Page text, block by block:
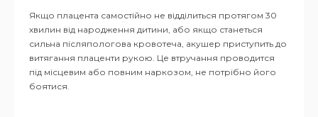
Якщо плацента самостійно не відділиться протягом 30
хвилин від народження дитини, або якщо станеться
сильна післяпологова кровотеча, акушер приступить до
витягання плаценти рукою. Це втручання проводится
під місцевим або повним наркозом, не потрібно його
боятися.